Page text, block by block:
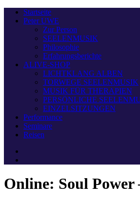
Startseite
Peter UWE
Zur Person
SEELENMUSIK
Philosophie
Erfahrungsberichte
ALIVE-SHOP
LICHTKLANG ALBEN
TORWEGE SEELENMUSIK
MUSIK FÜR THERAPIEN
PERSÖNLICHE
EINZELSITZUNGEN
Performance
Seminare
Reisen
Online: Soul